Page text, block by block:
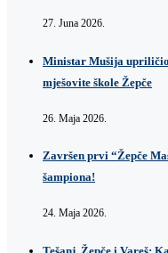
27. Juna 2026.
Ministar Mušija upriličio
mješovite škole Žepče
26. Maja 2026.
Završen prvi “Žepče
šampiona!
24. Maja 2026.